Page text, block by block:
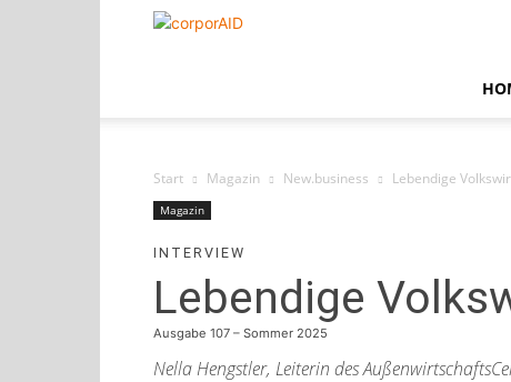
corporAID
Start Magazin New.business Lebendige
Magazin
INTERVIEW
Lebendige
Ausgabe 107 – Sommer 2025
Nella Hengstler, Leiterin des